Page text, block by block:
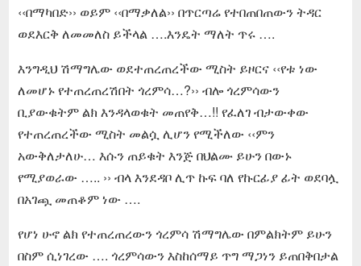
‹‹በማካበድ›› ወይም ‹‹በማቃለል›› በጥርጣሬ የተበጠበጠውን ትዳር
ወደእርቅ ለመመለስ ይችላል ….እንዴት ማለት ጥሩ ….
እንግዲህ ሽማግሌው ወደተጠረጠረችው ሚስት ይዞርና ‹‹የቱ ነው
ለመሆኑ የተጠረጠረሽበት ጎረምሳ…?›› ብሎ ጎረምሳውን
ቢያውቁትም ልክ እንዳላወቁት መጠየቅ…!! የፈለገ ብታውቀው
የተጠረጠረችው ሚስት መልሷ ሊሆን የሚችለው ‹‹ምን
አውቅለታለሁ… እሱን ጠይቁት እንጅ በህልሙ ይሁን በውኑ
የሚያወራው ….. ›› ብላ እንደዳቦ ሊጥ ኩፍ ባለ የኩርፊያ ፊት ወደባሏ
በአገጯ መጠቆም ነው ….
የሆነ ሁኖ ልክ የተጠረጠረውን ጎረምሳ ሽማግሌው በምልክትም ይሁን
በስም ሲነገረው …. ጎረምሳውን እስከሰማይ ጥግ ማጋነን ይጠበቅበታል